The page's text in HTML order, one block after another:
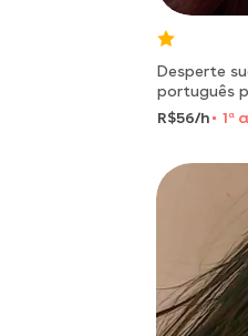
Desperte
português
R$56/h
1 a